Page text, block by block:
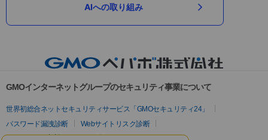
AIへの取り組み
GMOインターネットグループのセキュリティ事業について
世界初総合ネットセキュリティサービス「GMOセキュリティ24」
パスワード漏洩診断
Webサイトリスク診断
セキュリティ相談AIチャットボット